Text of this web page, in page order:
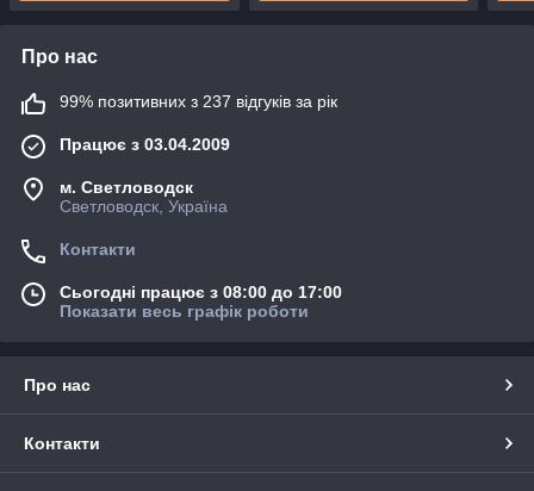
Про нас
99% позитивних з 237 відгуків за рік
Працює з 03.04.2009
м. Светловодск
Светловодск, Україна
Контакти
Сьогодні працює з 08:00 до 17:00
Показати весь графік роботи
Про нас
Контакти